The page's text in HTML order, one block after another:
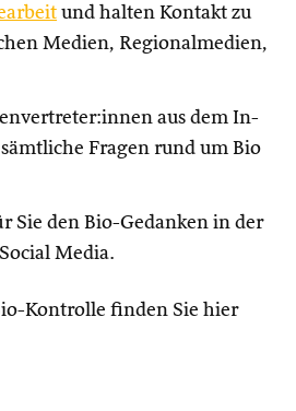
und halten Kontakt zu
Medien, Regionalmedien,
aus dem In-
Fragen rund um Bio
Sie den Bio-Gedanken in der
Media.
Kontrolle finden Sie hier